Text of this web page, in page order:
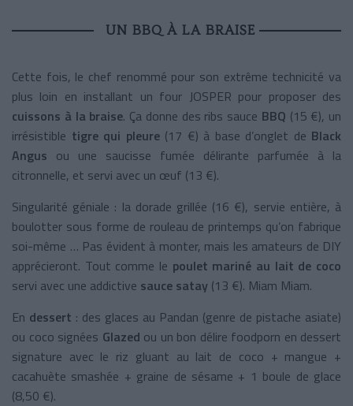
UN BBQ À LA BRAISE
Cette fois, le chef renommé pour son extrême technicité va
plus loin en installant un four JOSPER pour proposer des
cuissons à la braise. Ça donne des ribs sauce BBQ (15 €), un
irrésistible tigre qui pleure (17 €) à base d’onglet de Black
Angus ou une saucisse fumée délirante parfumée à la
citronnelle, et servi avec un œuf (13 €).
Singularité géniale : la dorade grillée (16 €), servie entière, à
boulotter sous forme de rouleau de printemps qu’on fabrique
soi-même … Pas évident à monter, mais les amateurs de DIY
apprécieront. Tout comme le poulet mariné au lait de coco
servi avec une addictive sauce satay (13 €). Miam Miam.
En dessert : des glaces au Pandan (genre de pistache asiate)
ou coco signées Glazed ou un bon délire foodporn en dessert
signature avec le riz gluant au lait de coco + mangue +
cacahuète smashée + graine de sésame + 1 boule de glace
(8,50 €).